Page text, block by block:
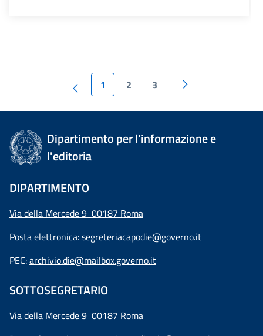
1 2 3
Dipartimento per l'informazione e
l'editoria
DIPARTIMENTO
Via della Mercede 9 00187 Roma
Posta elettronica:segreteriacapodie@governo.it
PEC:archivio.die@mailbox.governo.it
SOTTOSEGRETARIO
Via della Mercede 9 00187 Roma